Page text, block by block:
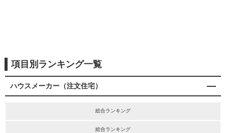
項目別ランキング一覧
ハウスメーカー（注文住宅）
総合ランキング
総合ランキング